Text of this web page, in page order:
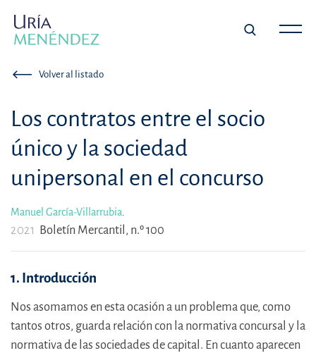
Volver al listado
Los contratos entre el socio
único y la sociedad
unipersonal en el concurso
Manuel García-Villarrubia.
2021 Boletín Mercantil, n.º 100
1. Introducción
Nos asomamos en esta ocasión a un problema que, como
tantos otros, guarda relación con la normativa concursal y la
normativa de las sociedades de capital. En cuanto aparecen